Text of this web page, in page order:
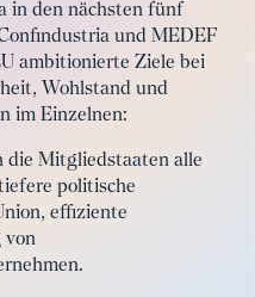
in den nächsten fünf
und MEDEF
ambitionierte Ziele bei
Wohlstand und
im Einzelnen:
die Mitgliedstaaten alle
politische
effiziente
von